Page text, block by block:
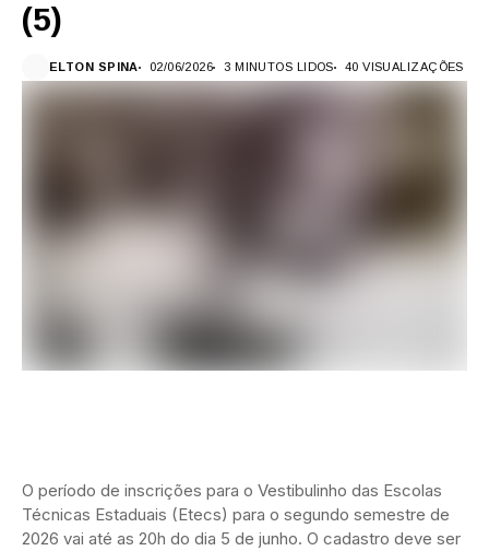
(5)
ELTON SPINA 02/06/2026 3 MINUTOS LIDOS 40 VISUALIZAÇÕES
O período de inscrições para o Vestibulinho das Escolas
Técnicas Estaduais (Etecs) para o segundo semestre de
2026 vai até as 20h do dia 5 de junho. O cadastro deve ser